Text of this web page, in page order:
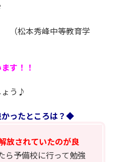
松本秀峰中等教育学
す！！
ょう♪
ったところは？◆
放されていたのが良
ら予備校に行って勉強